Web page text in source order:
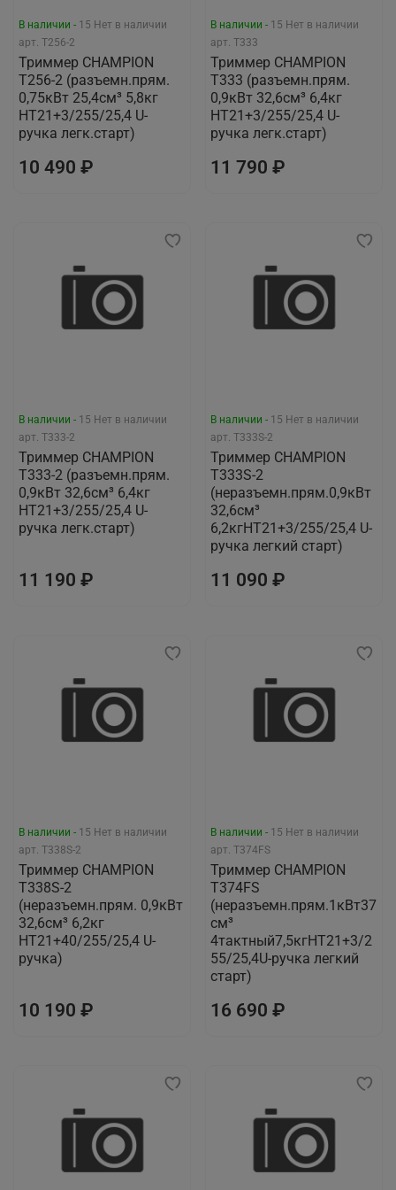
В наличии - 15 Нет в наличии
арт. T256-2
Триммер CHAMPION
Т256-2 (разъемн.прям.
0,75кВт 25,4см³ 5,8кг
HT21+3/255/25,4 U-
ручка легк.старт)
10 490 ₽
В наличии - 15 Нет в наличии
арт. T333
Триммер CHAMPION
Т333 (разъемн.прям.
0,9кВт 32,6см³ 6,4кг
HT21+3/255/25,4 U-
ручка легк.старт)
11 790 ₽
В наличии - 15 Нет в наличии
арт. T333-2
Триммер CHAMPION
Т333-2 (разъемн.прям.
0,9кВт 32,6см³ 6,4кг
HT21+3/255/25,4 U-
ручка легк.старт)
11 190 ₽
В наличии - 15 Нет в наличии
арт. T333S-2
Триммер CHAMPION
Т333S-2
(неразъемн.прям.0,9кВт
32,6см³
6,2кгНТ21+3/255/25,4 U-
ручка легкий старт)
11 090 ₽
В наличии - 15 Нет в наличии
арт. T338S-2
Триммер CHAMPION
Т338S-2
(неразъемн.прям. 0,9кВт
32,6см³ 6,2кг
HT21+40/255/25,4 U-
ручка)
10 190 ₽
В наличии - 15 Нет в наличии
арт. T374FS
Триммер CHAMPION
Т374FS
(неразъемн.прям.1кВт37
см³
4тактный7,5кгНТ21+3/2
55/25,4U-ручка легкий
старт)
16 690 ₽